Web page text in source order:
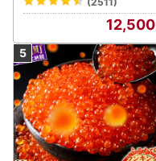
12,500